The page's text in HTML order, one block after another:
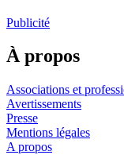
Publicité
À propos
Associations et
Avertissements
Presse
Mentions légales
A propos